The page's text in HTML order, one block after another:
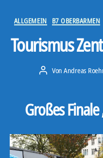
ALLGEMEIN B7 OBERBARMEN
Tourismus
Beitragsautor
Von Andreas
Großes